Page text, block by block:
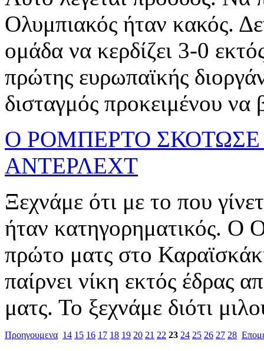
Ολυμπιακός ήταν κακός.
ομάδα να κερδίζει 3-0
πρώτης ευρωπαϊκής
δισταγμός προκειμένου να
Ο ΡΟΜΠΕΡΤΟ
ΑΝΤΕΡΛΕΧΤ
Ξεχνάμε ότι με το που
ήταν κατηγορηματικός. Ο
πρώτο ματς στο
παίρνει νίκη εκτός έδρας
ματς. Το ξεχνάμε διότι
Προηγουμενα 14 15 16 17 18 19 20 21 22 23 24 25 26 27 28